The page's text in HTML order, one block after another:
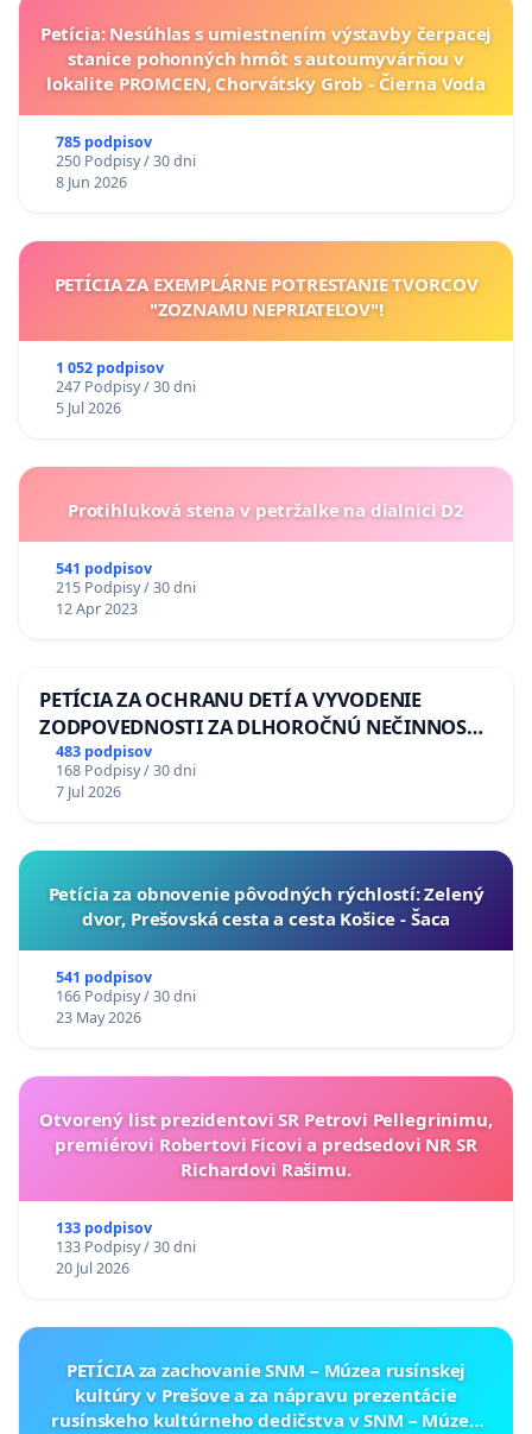
Petícia: Nesúhlas s umiestnením výstavby čerpacej
stanice pohonných hmôt s autoumyvárňou v
lokalite PROMCEN, Chorvátsky Grob - Čierna Voda
785 podpisov
250 Podpisy / 30 dni
8 Jun 2026
PETÍCIA ZA EXEMPLÁRNE POTRESTANIE TVORCOV
"ZOZNAMU NEPRIATEĽOV"!
1 052 podpisov
247 Podpisy / 30 dni
5 Jul 2026
Protihluková stena v petržalke na dialnici D2
541 podpisov
215 Podpisy / 30 dni
12 Apr 2023
PETÍCIA ZA OCHRANU DETÍ A VYVODENIE
ZODPOVEDNOSTI ZA DLHOROČNÚ NEČINNOSŤ
A ZLYHANIE ŠTÁTU
483 podpisov
168 Podpisy / 30 dni
7 Jul 2026
​Petícia za obnovenie pôvodných rýchlostí: Zelený
dvor, Prešovská cesta a cesta Košice - Šaca
541 podpisov
166 Podpisy / 30 dni
23 May 2026
Otvorený list prezidentovi SR Petrovi Pellegrinimu,
premiérovi Robertovi Ficovi a predsedovi NR SR
Richardovi Rašimu.
133 podpisov
133 Podpisy / 30 dni
20 Jul 2026
PETÍCIA za zachovanie SNM – Múzea rusínskej
kultúry v Prešove a za nápravu prezentácie
rusínskeho kultúrneho dedičstva v SNM – Múzeu